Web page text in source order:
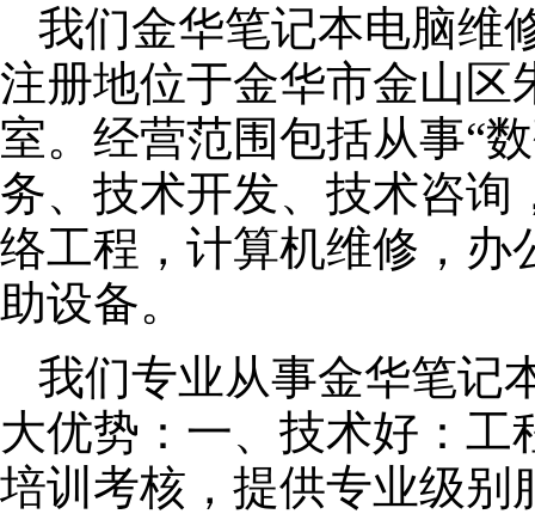
我们金华笔记本电脑维
注册地位于金华市金山区
室。经营范围包括从事“
务、技术开发、技术咨询
络工程，计算机维修，办
助设备。
我们专业从事金华笔记
大优势：一、技术好：
培训考核，提供专业级别